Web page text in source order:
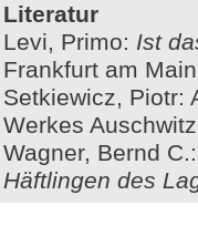
Literatur
Levi, Primo: Ist
Frankfurt am
Setkiewicz, Piotr:
Werkes
Wagner, Bernd
Häftlingen des